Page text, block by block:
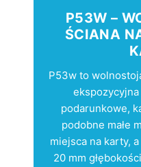
P53W –
ŚCIANA
P53w to
podarunkowe,
podobne małe
miejsca na karty,
20 mm